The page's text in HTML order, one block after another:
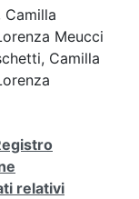
Camilla
Meucci
Camilla
relativi